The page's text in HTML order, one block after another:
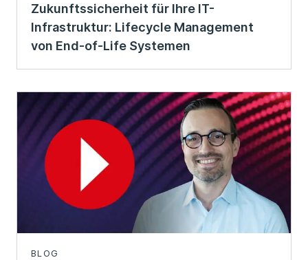
Zukunftssicherheit für Ihre IT-
Infrastruktur: Lifecycle Management
von End-of-Life Systemen
BLOG